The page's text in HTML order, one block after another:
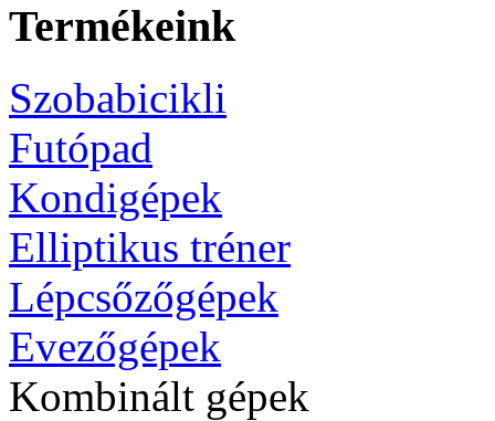
Termékeink
Szobabicikli
Futópad
Kondigépek
Elliptikus tréner
Lépcsőzőgépek
Evezőgépek
Kombinált gépek